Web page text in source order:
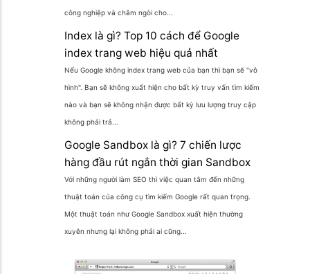
công nghiệp và châm ngòi cho...
Index là gì? Top 10 cách để Google
index trang web hiệu quả nhất
Nếu Google không index trang web của bạn thì bạn sẽ "vô
hình". Bạn sẽ không xuất hiện cho bất kỳ truy vấn tìm kiếm
nào và bạn sẽ không nhận được bất kỳ lưu lượng truy cập
không phải trả...
Google Sandbox là gì? 7 chiến lược
hàng đầu rút ngắn thời gian Sandbox
Với những người làm SEO thì việc quan tâm đến những
thuật toán của công cụ tìm kiếm Google rất quan trọng.
Một thuật toán như Google Sandbox xuất hiện thường
xuyên nhưng lại không phải ai cũng...